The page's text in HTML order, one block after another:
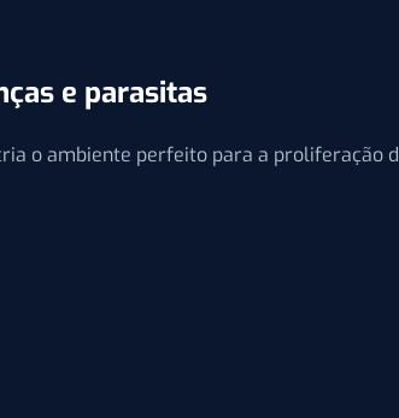
e parasitas
o ambiente perfeito para a proliferação